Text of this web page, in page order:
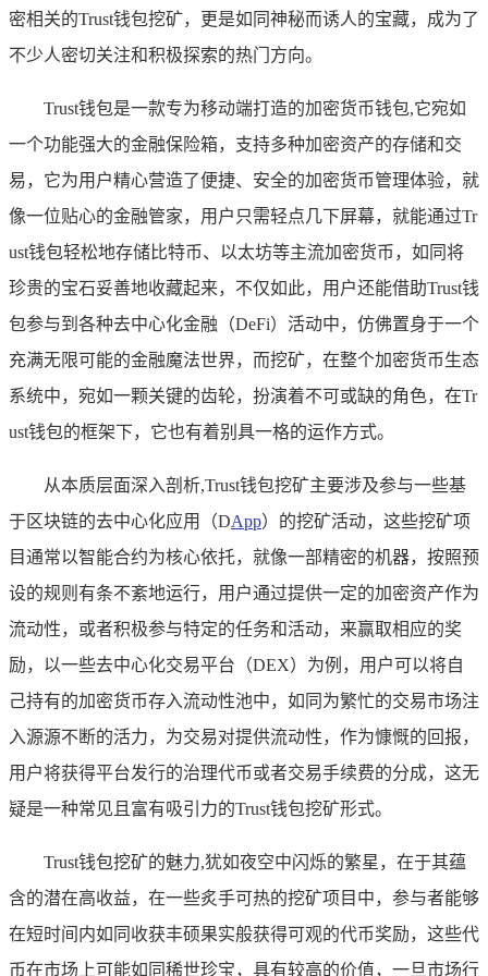
密相关的Trust钱包挖矿，更是如同神秘而诱人的宝藏，成为了
不少人密切关注和积极探索的热门方向。
Trust钱包是一款专为移动端打造的加密货币钱包,它宛如
一个功能强大的金融保险箱，支持多种加密资产的存储和交
易，它为用户精心营造了便捷、安全的加密货币管理体验，就
像一位贴心的金融管家，用户只需轻点几下屏幕，就能通过Tr
ust钱包轻松地存储比特币、以太坊等主流加密货币，如同将
珍贵的宝石妥善地收藏起来，不仅如此，用户还能借助Trust钱
包参与到各种去中心化金融（DeFi）活动中，仿佛置身于一个
充满无限可能的金融魔法世界，而挖矿，在整个加密货币生态
系统中，宛如一颗关键的齿轮，扮演着不可或缺的角色，在Tr
ust钱包的框架下，它也有着别具一格的运作方式。
从本质层面深入剖析,Trust钱包挖矿主要涉及参与一些基
于区块链的去中心化应用（DApp）的挖矿活动，这些挖矿项
目通常以智能合约为核心依托，就像一部精密的机器，按照预
设的规则有条不紊地运行，用户通过提供一定的加密资产作为
流动性，或者积极参与特定的任务和活动，来赢取相应的奖
励，以一些去中心化交易平台（DEX）为例，用户可以将自
己持有的加密货币存入流动性池中，如同为繁忙的交易市场注
入源源不断的活力，为交易对提供流动性，作为慷慨的回报，
用户将获得平台发行的治理代币或者交易手续费的分成，这无
疑是一种常见且富有吸引力的Trust钱包挖矿形式。
Trust钱包挖矿的魅力,犹如夜空中闪烁的繁星，在于其蕴
含的潜在高收益，在一些炙手可热的挖矿项目中，参与者能够
在短时间内如同收获丰硕果实般获得可观的代币奖励，这些代
币在市场上可能如同稀世珍宝，具有较高的价值，一旦市场行